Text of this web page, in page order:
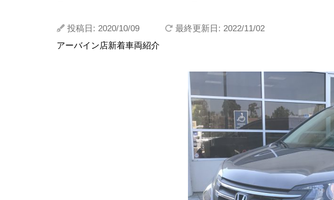
新車紹介プログラム
投稿日: 2020/10/09
最終更新日: 2022/11/02
アーバイン店新着車両紹介